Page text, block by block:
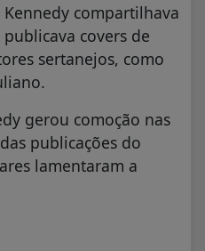
Kennedy compartilhava
covers de
sertanejos, como
gerou comoção nas
publicações do
lamentaram a